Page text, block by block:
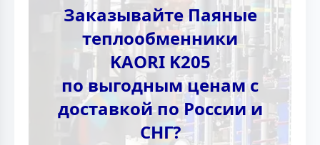
Заказывайте Паяные
теплообменники
KAORI K205
по выгодным ценам с
доставкой по России и
СНГ?